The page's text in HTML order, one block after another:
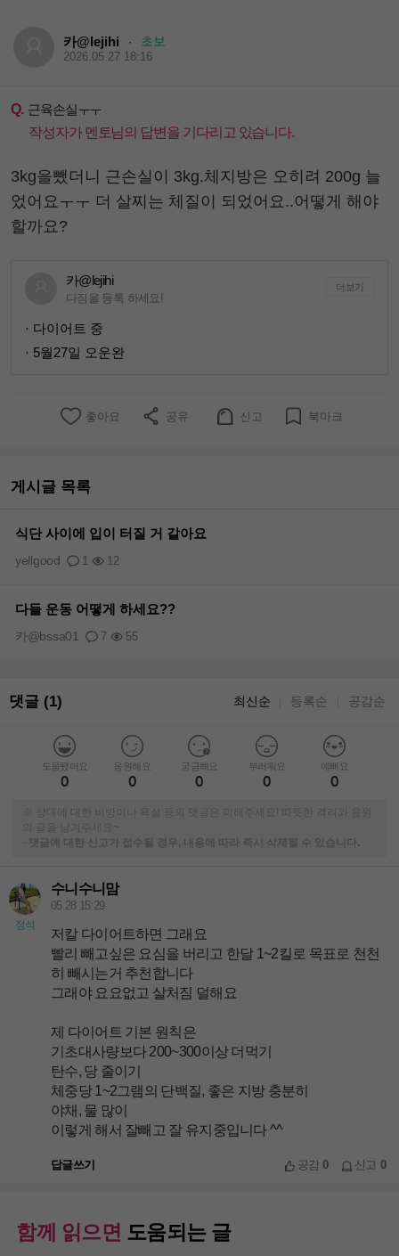
카@lejihi · 초보
2026.05.27 18:16
Q. 근육손실ㅜㅜ
작성자가 멘토님의 답변을 기다리고 있습니다.
3kg을뺐더니 근손실이 3kg.체지방은 오히려 200g 늘
었어요ㅜㅜ 더 살찌는 체질이 되었어요..어떻게 해야
할까요?
카@lejihi
다짐을 등록 하세요!
더보기
· 다이어트 중
· 5월27일 오운완
좋아요 공유 신고 북마크
게시글 목록
식단 사이에 입이 터질 거 같아요
1 12
yellgood
다들 운동 어떻게 하세요??
7 55
카@bssa01
댓글 (1) 최신순 등록순 공감순
도움됐어요
0
응원해요
0
궁금해요
0
부러워요
0
예뻐요
0
※ 상대에 대한 비방이나 욕설 등의 댓글은 피해주세요! 따뜻한 격려와 응원
의 글을 남겨주세요~
-
댓글에 대한 신고가 접수될 경우, 내용에 따라 즉시 삭제될 수 있습니다.
정석
수니수니맘
05.28 15:29
저칼 다이어트하면 그래요
빨리 빼고싶은 요심을 버리고 한달 1~2킬로 목표로 천천
히 빼시는거 추천합니다
그래야 요요없고 살처짐 덜해요
제 다이어트 기본 원칙은
기초대사량보다 200~300이상 더먹기
탄수, 당 줄이기
체중당 1~2그램의 단백질, 좋은 지방 충분히
야채, 물 많이
이렇게 해서 잘빼고 잘 유지중입니다 ^^
답글쓰기 공감0 신고 0
함께 읽으면 도움되는 글